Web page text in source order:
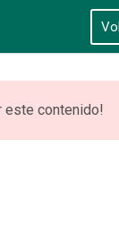
/
ACCEDER
este contenido!